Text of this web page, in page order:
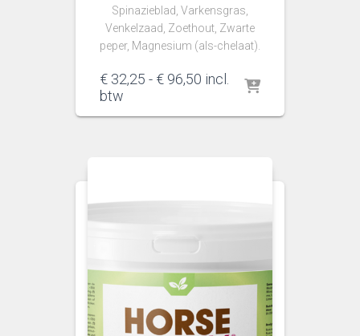
Spinazieblad, Varkensgras,
Venkelzaad, Zoethout, Zwarte
peper, Magnesium (als-chelaat).
€ 32,25 - € 96,50 Prijsklasse:
incl.
btw